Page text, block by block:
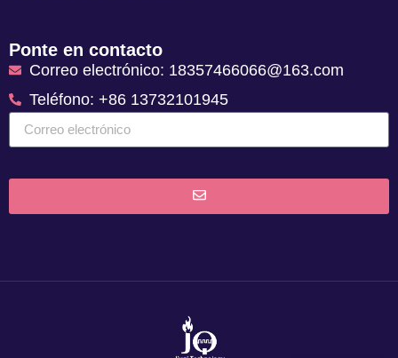
Ponte en contacto
Correo electrónico: 18357466066@163.com
Teléfono: +86 13732101945